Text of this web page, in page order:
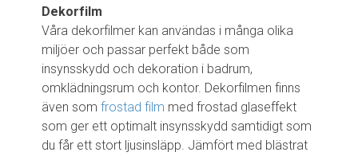
Dekorfilm
Våra dekorfilmer kan användas i många olika
miljöer och passar perfekt både som
insynsskydd och dekoration i badrum,
omklädningsrum och kontor. Dekorfilmen finns
även som frostad film med frostad glaseffekt
som ger ett optimalt insynsskydd samtidigt som
du får ett stort ljusinsläpp. Jämfört med blästrat